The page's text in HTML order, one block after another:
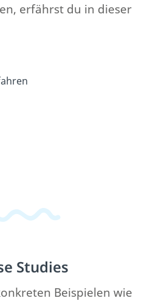
erfährst du in dieser
Studies
Beispielen wie